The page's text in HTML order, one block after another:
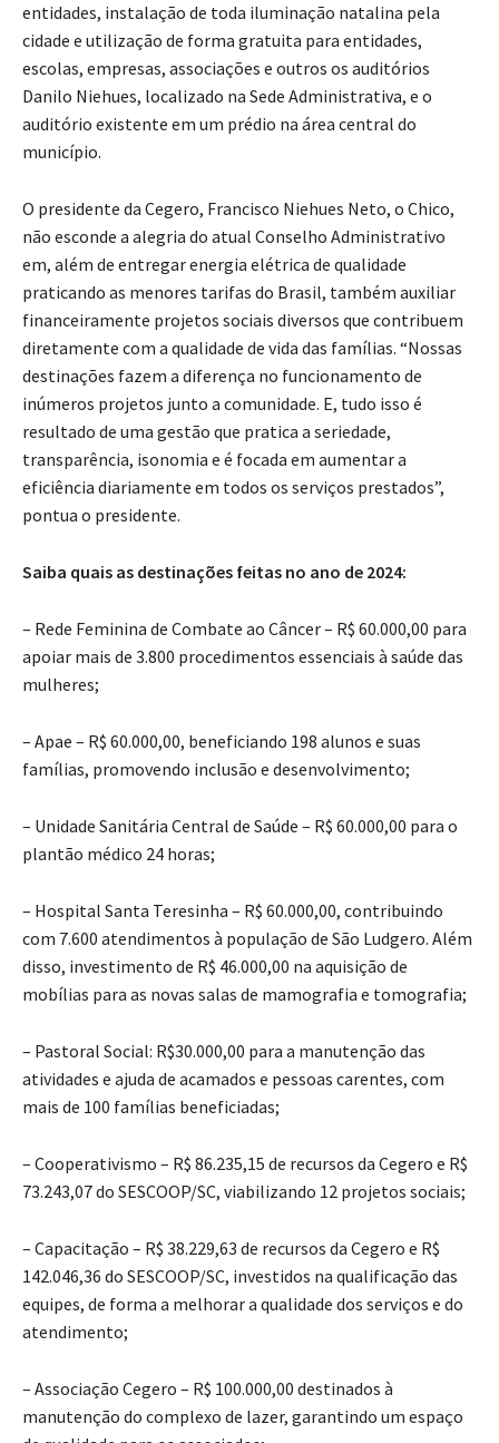
entidades, instalação de toda iluminação natalina pela
cidade e utilização de forma gratuita para entidades,
escolas, empresas, associações e outros os auditórios
Danilo Niehues, localizado na Sede Administrativa, e o
auditório existente em um prédio na área central do
município.
O presidente da Cegero, Francisco Niehues Neto, o Chico,
não esconde a alegria do atual Conselho Administrativo
em, além de entregar energia elétrica de qualidade
praticando as menores tarifas do Brasil, também auxiliar
financeiramente projetos sociais diversos que contribuem
diretamente com a qualidade de vida das famílias. “Nossas
destinações fazem a diferença no funcionamento de
inúmeros projetos junto a comunidade. E, tudo isso é
resultado de uma gestão que pratica a seriedade,
transparência, isonomia e é focada em aumentar a
eficiência diariamente em todos os serviços prestados”,
pontua o presidente.
Saiba quais as destinações feitas no ano de 2024:
– Rede Feminina de Combate ao Câncer – R$ 60.000,00 para
apoiar mais de 3.800 procedimentos essenciais à saúde das
mulheres;
– Apae – R$ 60.000,00, beneficiando 198 alunos e suas
famílias, promovendo inclusão e desenvolvimento;
– Unidade Sanitária Central de Saúde – R$ 60.000,00 para o
plantão médico 24 horas;
– Hospital Santa Teresinha – R$ 60.000,00, contribuindo
com 7.600 atendimentos à população de São Ludgero. Além
disso, investimento de R$ 46.000,00 na aquisição de
mobílias para as novas salas de mamografia e tomografia;
– Pastoral Social: R$30.000,00 para a manutenção das
atividades e ajuda de acamados e pessoas carentes, com
mais de 100 famílias beneficiadas;
– Cooperativismo – R$ 86.235,15 de recursos da Cegero e R$
73.243,07 do SESCOOP/SC, viabilizando 12 projetos sociais;
– Capacitação – R$ 38.229,63 de recursos da Cegero e R$
142.046,36 do SESCOOP/SC, investidos na qualificação das
equipes, de forma a melhorar a qualidade dos serviços e do
atendimento;
– Associação Cegero – R$ 100.000,00 destinados à
manutenção do complexo de lazer, garantindo um espaço